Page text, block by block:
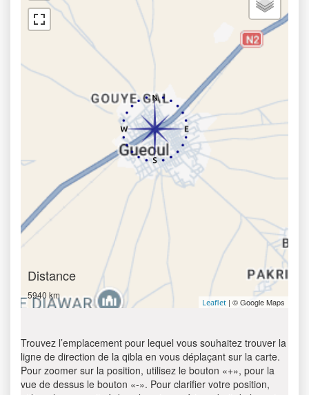
Distance
5940 km
Leaflet | © Google Maps
Trouvez l’emplacement pour lequel vous souhaitez trouver la
ligne de direction de la qibla en vous déplaçant sur la carte.
Pour zoomer sur la position, utilisez le bouton «+», pour la
vue de dessus le bouton «-». Pour clarifier votre position,